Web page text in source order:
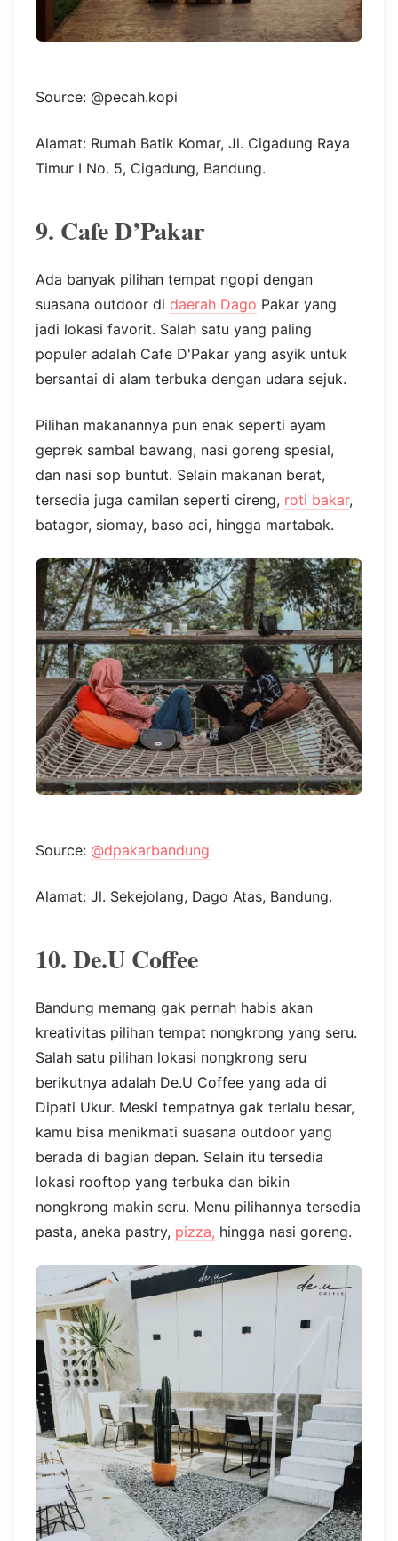
Source: @pecah.kopi
Alamat: Rumah Batik Komar, Jl. Cigadung Raya
Timur I No. 5, Cigadung, Bandung.
9. Cafe D’Pakar
Ada banyak pilihan tempat ngopi dengan
suasana outdoor di daerah Dago Pakar yang
jadi lokasi favorit. Salah satu yang paling
populer adalah Cafe D'Pakar yang asyik untuk
bersantai di alam terbuka dengan udara sejuk.
Pilihan makanannya pun enak seperti ayam
geprek sambal bawang, nasi goreng spesial,
dan nasi sop buntut. Selain makanan berat,
tersedia juga camilan seperti cireng, roti bakar,
batagor, siomay, baso aci, hingga martabak.
Source: @dpakarbandung
Alamat: Jl. Sekejolang, Dago Atas, Bandung.
10. De.U Coffee
Bandung memang gak pernah habis akan
kreativitas pilihan tempat nongkrong yang seru.
Salah satu pilihan lokasi nongkrong seru
berikutnya adalah De.U Coffee yang ada di
Dipati Ukur. Meski tempatnya gak terlalu besar,
kamu bisa menikmati suasana outdoor yang
berada di bagian depan. Selain itu tersedia
lokasi rooftop yang terbuka dan bikin
nongkrong makin seru. Menu pilihannya tersedia
pasta, aneka pastry, pizza, hingga nasi goreng.